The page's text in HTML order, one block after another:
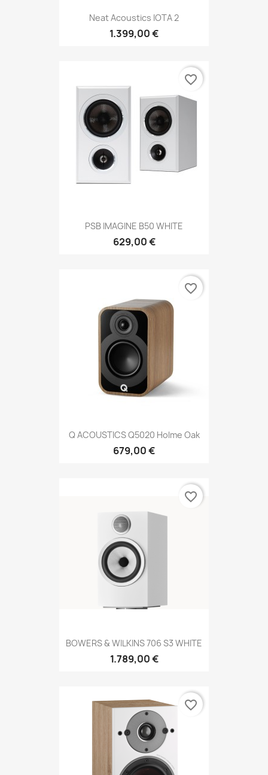
Neat Acoustics IOTA 2
1.399,00 €
PSB IMAGINE B50 WHITE
629,00 €
favorite_border
Q ACOUSTICS Q5020 Holme Oak
679,00 €
favorite_border
BOWERS & WILKINS 706 S3 WHITE
1.789,00 €
favorite_border
favorite_border